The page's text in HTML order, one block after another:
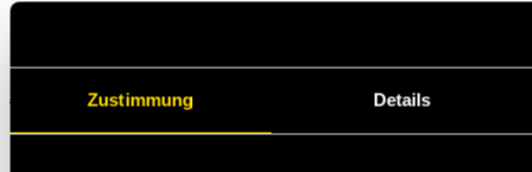
Zustimmung Details
Leuchtkasten